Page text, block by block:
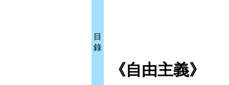
目
錄
《自由主義》